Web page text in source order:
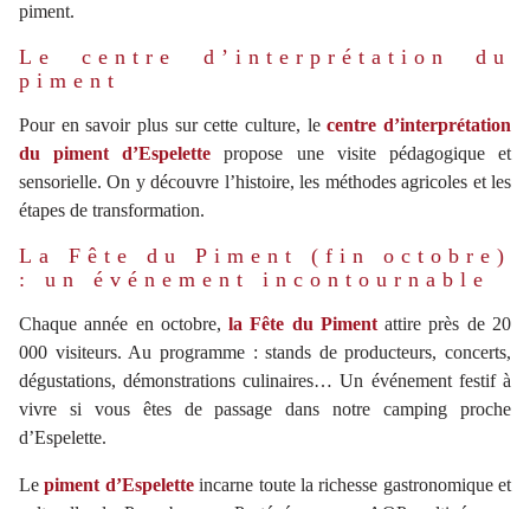
piment.
Le centre d’interprétation du
piment
Pour en savoir plus sur cette culture, lecentre d’interprétation
du piment d’Espelette propose une visite pédagogique et
sensorielle. On y découvre l’histoire, les méthodes agricoles et les
étapes de transformation.
La Fête du Piment (fin octobre)
: un événement incontournable
Chaque année en octobre,la Fête du Pimentattire près de 20
000 visiteurs. Au programme : stands de producteurs, concerts,
dégustations, démonstrations culinaires… Un événement festif à
vivre si vous êtes de passage dans notrecamping proche
d’Espelette.
Lepiment d’Espeletteincarne toute la richesse gastronomique et